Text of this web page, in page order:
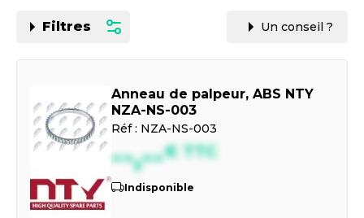
Filtres Un conseil ?
Anneau de palpeur, ABS NTY
NZA-NS-003
Réf : NZA-NS-003
--,--€ TTC
Indisponible